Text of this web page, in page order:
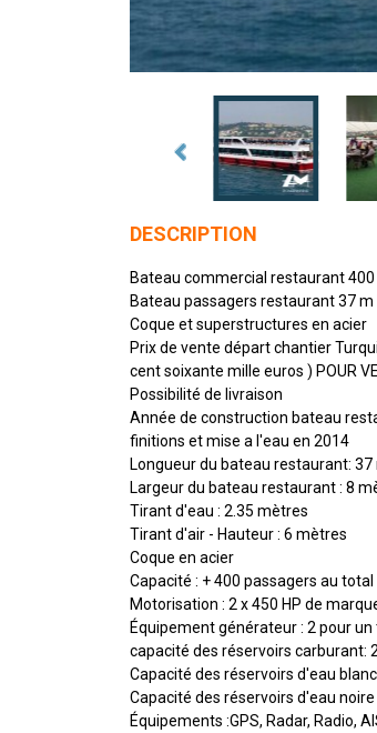
DESCRIPTION
Bateau commercial restaurant
Bateau passagers restaurant 37
Coque et superstructures en acier
Prix de vente départ chantier
cent soixante mille euros ) POUR
Possibilité de livraison
Année de construction bateau
finitions et mise a l'eau en 2014
Longueur du bateau restaurant: 37
Largeur du bateau restaurant : 8
Tirant d'eau : 2.35 mètres
Tirant d'air - Hauteur : 6 mètres
Coque en acier
Capacité : + 400 passagers au total
Motorisation : 2 x 450 HP de
Équipement générateur : 2 pour
capacité des réservoirs carburant:
Capacité des réservoirs d'eau
Capacité des réservoirs d'eau
Équipements :GPS, Radar, Radio,